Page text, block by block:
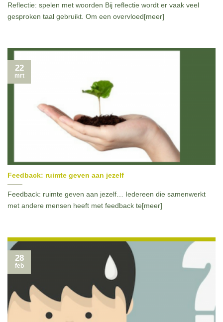
Reflectie: spelen met woorden Bij reflectie wordt er vaak veel
gesproken taal gebruikt. Om een overvloed[meer]
Feedback: ruimte geven aan jezelf
Feedback: ruimte geven aan jezelf… Iedereen die samenwerkt
met andere mensen heeft met feedback te[meer]
22
mrt
28
feb